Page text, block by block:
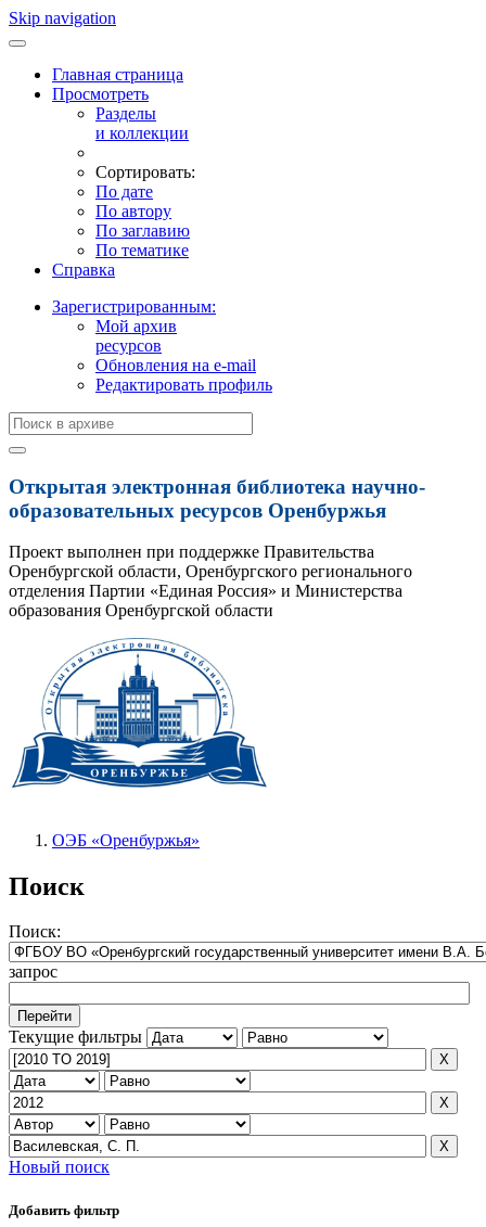
Skip navigation
Главная страница
Просмотреть
Разделы
и коллекции
Сортировать:
По дате
По автору
По заглавию
По тематике
Справка
Зарегистрированным:
Мой архив
ресурсов
Обновления на e-mail
Редактировать профиль
Открытая электронная библиотека научно-
образовательных ресурсов Оренбуржья
Проект выполнен при поддержке Правительства
Оренбургской области, Оренбургского регионального
отделения Партии «Единая Россия» и Министерства
образования Оренбургской области
ОЭБ «Оренбуржья»
Поиск
Поиск:
запрос
Текущие фильтры
Новый поиск
Добавить фильтр